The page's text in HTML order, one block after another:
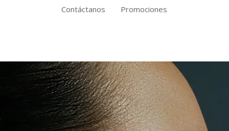
Contáctanos Promociones